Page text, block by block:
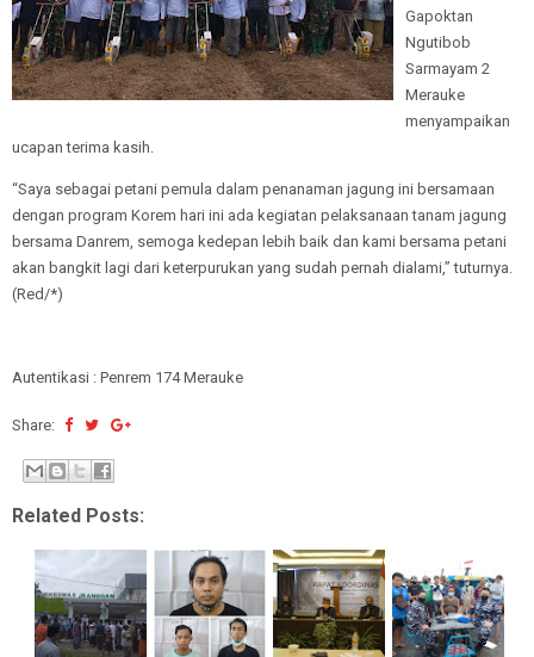
Gapoktan
Ngutibob
Sarmayam 2
Merauke
menyampaikan
ucapan terima kasih.
“Saya sebagai petani pemula dalam penanaman jagung ini bersamaan
dengan program Korem hari ini ada kegiatan pelaksanaan tanam jagung
bersama Danrem, semoga kedepan lebih baik dan kami bersama petani
akan bangkit lagi dari keterpurukan yang sudah pernah dialami,” tuturnya.
(Red/*)
Autentikasi : Penrem 174 Merauke
Share:
Related Posts: